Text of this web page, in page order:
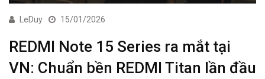
LeDuy 15/01/2026
REDMI Note 15 Series ra mắt tại
VN: Chuẩn bền REDMI Titan lần đầu